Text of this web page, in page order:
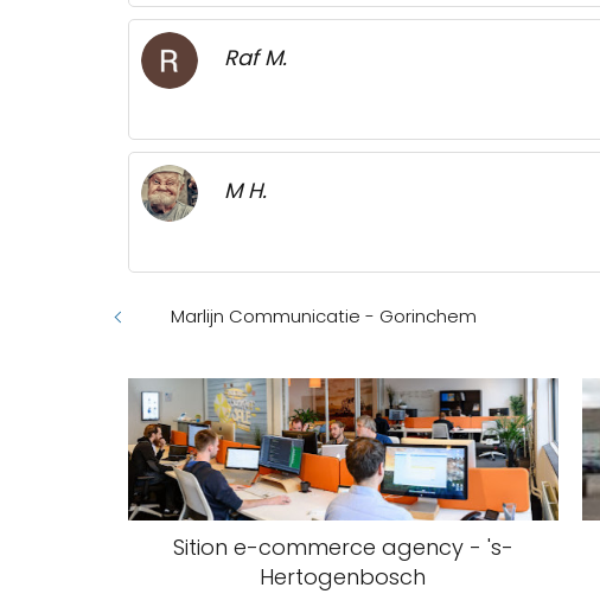
Raf M.
M H.
Marlijn Communicatie - Gorinchem
Sition e-commerce agency - 's-
Hertogenbosch